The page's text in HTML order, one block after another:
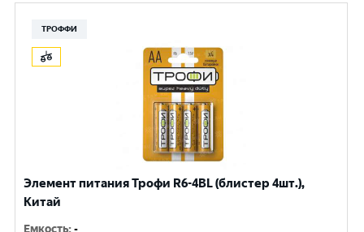
ТРОФФИ
Элемент питания Трофи R6-4BL (блистер 4шт.),
Китай
Емкость:-